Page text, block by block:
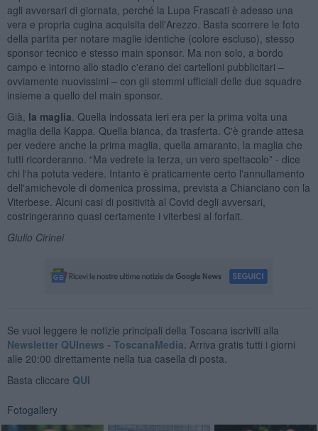
agli avversari di giornata, perché la Lupa Frascati è adesso una
vera e propria cugina acquisita dell'Arezzo. Basta scorrere le foto
della partita per notare maglie identiche (colore escluso), stesso
sponsor tecnico e stesso main sponsor. Ma non solo, a bordo
campo e intorno allo stadio c'erano dei cartelloni pubblicitari –
ovviamente nuovissimi – con gli stemmi ufficiali delle due squadre
insieme a quello del main sponsor.
Già, la maglia . Quella indossata ieri era per la prima volta una
maglia della Kappa. Quella bianca, da trasferta. C'è grande attesa
per vedere anche la prima maglia, quella amaranto, la maglia che
tutti ricorderanno. “Ma vedrete la terza, un vero spettacolo” - dice
chi l'ha potuta vedere. Intanto è praticamente certo l'annullamento
dell'amichevole di domenica prossima, prevista a Chianciano con la
Viterbese. Alcuni casi di positività al Covid degli avversari,
costringeranno quasi certamente i viterbesi al forfait.
Giulio Cirinei
Se vuoi leggere le notizie principali della Toscana iscriviti alla
Newsletter QUInews - ToscanaMedia. Arriva gratis tutti i giorni
alle 20:00 direttamente nella tua casella di posta.
Basta cliccare QUI
Fotogallery